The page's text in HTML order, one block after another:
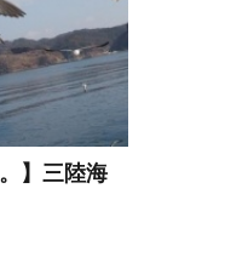
】三陸海